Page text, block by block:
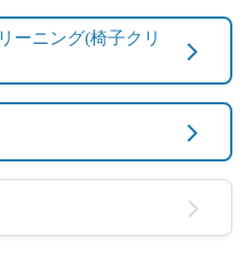
ーニング(椅子クリ